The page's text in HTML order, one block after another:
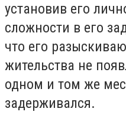
установив его
сложности в его
что его
жительства не
одном и том же
задерживался.